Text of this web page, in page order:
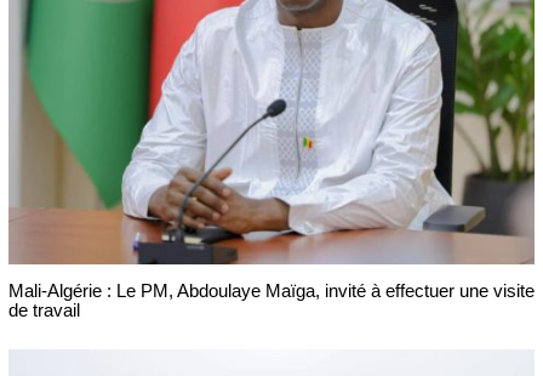
Mali-Algérie : Le PM, Abdoulaye Maïga, invité à effectuer une visite
de travail